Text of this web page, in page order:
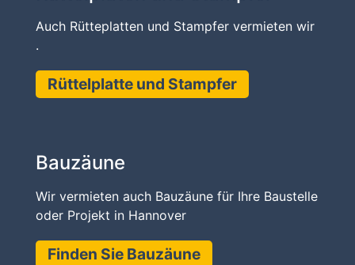
Auch Rütteplatten und Stampfer vermieten wir
.
Rüttelplatte und Stampfer
Bauzäune
Wir vermieten auch Bauzäune für Ihre Baustelle
oder Projekt in Hannover
Finden Sie Bauzäune